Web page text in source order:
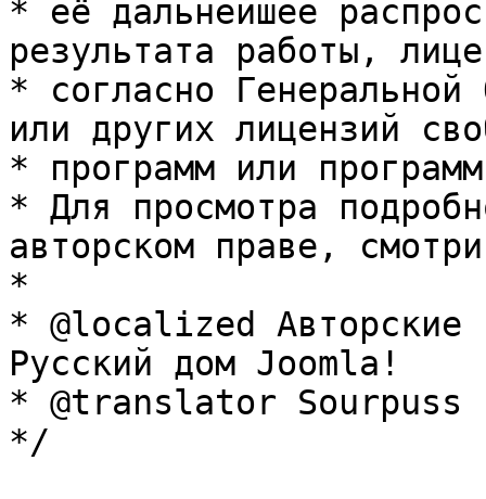
* её дальнейшее
результата работы,
* согласно Генеральной
или других лицензий
* программ или
* Для просмотра
авторском праве,
*
* @localized Авторские
Русский дом Joomla!
* @translator Sourpuss
*/